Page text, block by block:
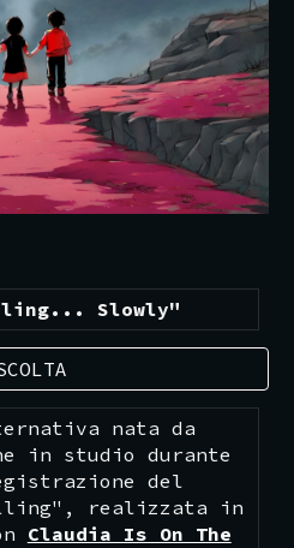
Slowly"
nata da
in studio durante
del
realizzata in
Claudia Is On The